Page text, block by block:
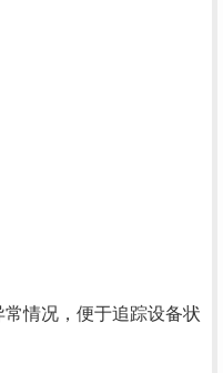
情况，便于追踪设备状